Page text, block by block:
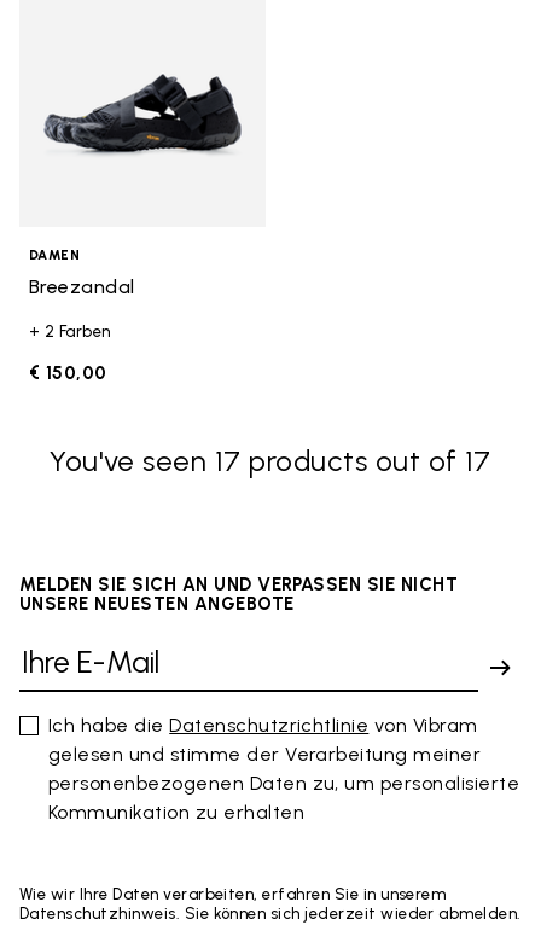
DAMEN
Breezandal
+ 2 Farben
€ 150,00
You've seen 17 products out of 17
MELDEN SIE SICH AN UND VERPASSEN SIE NICHT
UNSERE NEUESTEN ANGEBOTE
Ich habe dieDatenschutzrichtlinie von Vibram
gelesen und stimme der Verarbeitung meiner
personenbezogenen Daten zu, um personalisierte
Kommunikation zu erhalten
Wie wir Ihre Daten verarbeiten, erfahren Sie in unserem
Datenschutzhinweis. Sie können sich jederzeit wieder abmelden.